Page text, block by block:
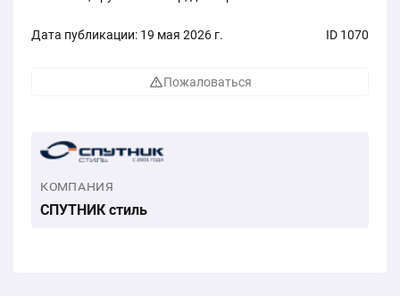
Дата публикации: 19 мая 2026 г.
Пожаловаться
ID 1070
КОМПАНИЯ
СПУТНИК стиль